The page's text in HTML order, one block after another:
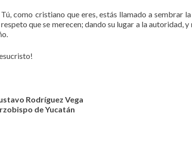
como cristiano que eres, estás llamado a sembrar
que se merecen; dando su lugar a la autoridad, y
Rodríguez Vega
de Yucatán